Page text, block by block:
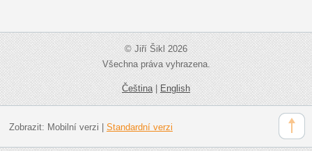
© Jiří Šikl 2026
Všechna práva vyhrazena.
Čeština|English
Zobrazit: Mobilní verzi Standardní verzi